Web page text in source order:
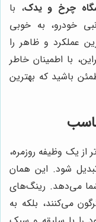
چرخ و یدک، با
خودرو، به خوبی
عملکرد و ظاهر را
با اطمینان خاطر
باشید که بهترین
از یک وظیفه روزمره،
شود. این همان
می‌دهد. رینگ‌های
می‌کنند، بلکه به